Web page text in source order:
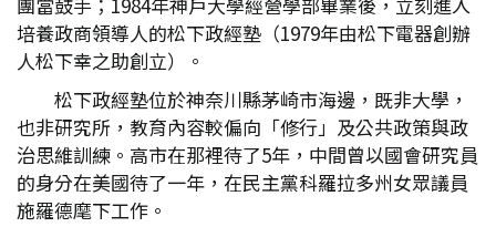
培養政商領導人的松下政經塾（1979年由松下電器創辦
人松下幸之助創立）。
松下政經塾位於神奈川縣茅崎市海邊，既非大學，
也非研究所，教育內容較偏向「修行」及公共政策與政
治思維訓練。高市在那裡待了5年，中間曾以國會研究員
的身分在美國待了一年，在民主黨科羅拉多州女眾議員
施羅德麾下工作。